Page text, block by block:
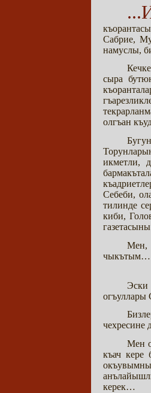
Сабрие,
намуслы,
сыра
олгъан
икметли,
Себеби,
тилинде
киби,
Мен,
чыкътым…
Эски
огъуллары
чехресине
Мен
къач кере
керек…